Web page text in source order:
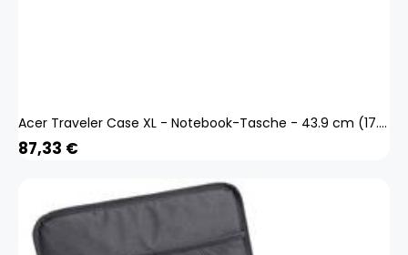
Acer Traveler Case XL - Notebook-Tasche - 43.9 cm (17.3`)
87,33 €